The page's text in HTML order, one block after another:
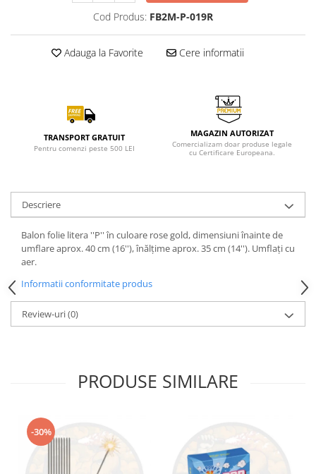
Cod Produs: FB2M-P-019R
Adauga la Favorite Cere informatii
TRANSPORT GRATUIT
Pentru comenzi peste 500 LEI
MAGAZIN AUTORIZAT
Comercializam doar produse legale
cu Certificare Europeana.
Descriere
Balon folie litera ''P'' în culoare rose gold, dimensiuni înainte de
umflare aprox. 40 cm (16''), înălțime aprox. 35 cm (14''). Umflați cu
aer.
Informatii conformitate produs
Review-uri(0)
PRODUSE SIMILARE
-30%